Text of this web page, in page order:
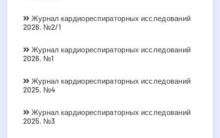
Журнал кардиореспираторных исследований
2026. №2/1
Журнал кардиореспираторных исследований
2026. №1
Журнал кардиореспираторных исследований
2025. №4
Журнал кардиореспираторных исследований
2025. №3